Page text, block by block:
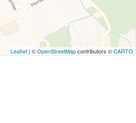
Leaflet | ©OpenStreetMapcontributors ©CARTO